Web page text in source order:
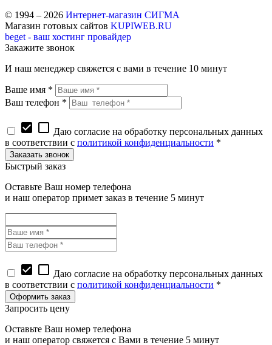
© 1994 – 2026 Интернет-магазин СИГМА
Магазин готовых сайтов KUPIWEB.RU
beget - ваш хостинг провайдер
Закажите звонок
И наш менеджер свяжется с вами в течение 10 минут
Ваше имя *
Ваш телефон *
check_box check_box_outline_blank Даю согласие на обработку персональных данных
в соответствии с политикой конфиденциальности *
Быстрый заказ
Оставьте Ваш номер телефона
и наш оператор примет заказ в течение 5 минут
check_box check_box_outline_blank Даю согласие на обработку персональных данных
в соответствии с политикой конфиденциальности *
Запросить цену
Оставьте Ваш номер телефона
и наш оператор свяжется с Вами в течение 5 минут